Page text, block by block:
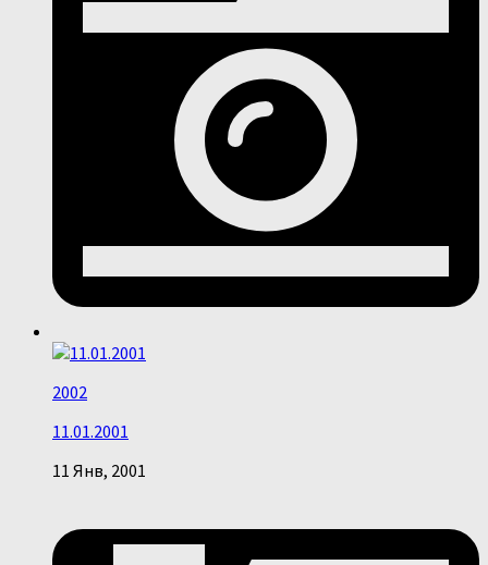
2002
11.01.2001
11 Янв, 2001